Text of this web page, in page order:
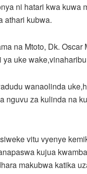
ni hatari kwa kuwa
athari kubwa.
na Mtoto, Dk.
uke
wanaolinda
nguvu za kulinda na
vitu vyenye
kujua
makubwa katika